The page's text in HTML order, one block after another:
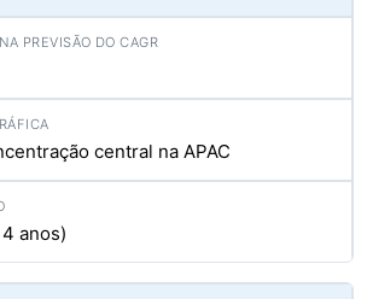
central na APAC
anos)